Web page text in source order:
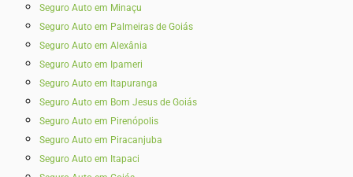
Seguro Auto em Minaçu
Seguro Auto em Palmeiras de Goiás
Seguro Auto em Alexânia
Seguro Auto em Ipameri
Seguro Auto em Itapuranga
Seguro Auto em Bom Jesus de Goiás
Seguro Auto em Pirenópolis
Seguro Auto em Piracanjuba
Seguro Auto em Itapaci